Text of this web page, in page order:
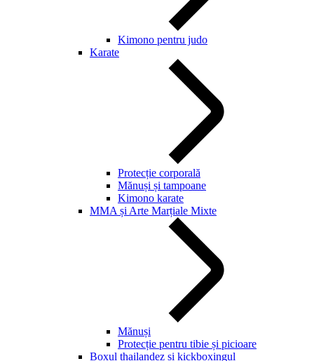
Kimono pentru judo
Karate
Protecție corporală
Mănuși și tampoane
Kimono karate
MMA și Arte Marțiale Mixte
Mănuși
Protecție pentru tibie și picioare
Boxul thailandez și kickboxingul